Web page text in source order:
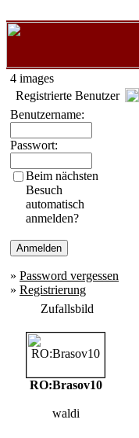
4 images
Registrierte Benutzer
Benutzername:
Passwort:
Beim nächsten
Besuch
automatisch
anmelden?
» Password vergessen
» Registrierung
Zufallsbild
RO:Brasov10
waldi